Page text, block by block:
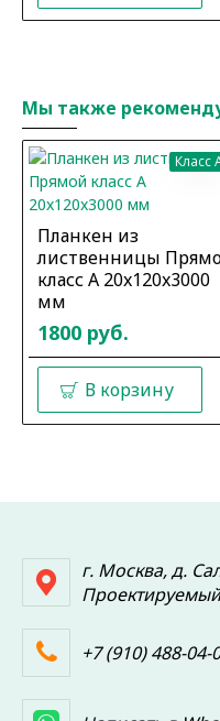
Мы также
Класс
Планкен из
лиственницы
класс А 20x120x3000
мм
1800 руб.
В корзину
г. Москва, д.
+7 (910) 488-04-